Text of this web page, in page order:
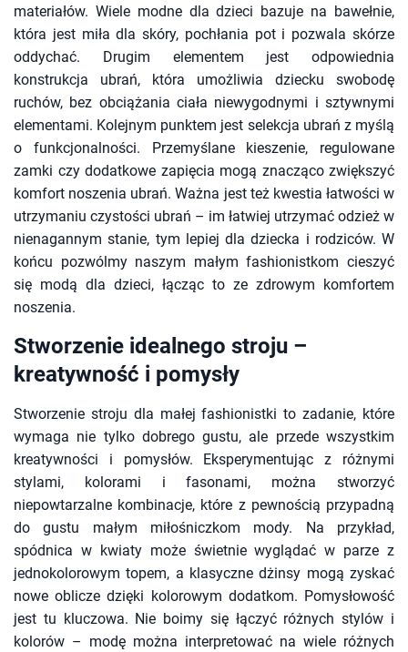
materiałów. Wiele modne dla dzieci bazuje na bawełnie,
która jest miła dla skóry, pochłania pot i pozwala skórze
oddychać. Drugim elementem jest odpowiednia
konstrukcja ubrań, która umożliwia dziecku swobodę
ruchów, bez obciążania ciała niewygodnymi i sztywnymi
elementami. Kolejnym punktem jest selekcja ubrań z myślą
o funkcjonalności. Przemyślane kieszenie, regulowane
zamki czy dodatkowe zapięcia mogą znacząco zwiększyć
komfort noszenia ubrań. Ważna jest też kwestia łatwości w
utrzymaniu czystości ubrań – im łatwiej utrzymać odzież w
nienagannym stanie, tym lepiej dla dziecka i rodziców. W
końcu pozwólmy naszym małym fashionistkom cieszyć
się modą dla dzieci, łącząc to ze zdrowym komfortem
noszenia.
Stworzenie idealnego stroju –
kreatywność i pomysły
Stworzenie stroju dla małej fashionistki to zadanie, które
wymaga nie tylko dobrego gustu, ale przede wszystkim
kreatywności i pomysłów. Eksperymentując z różnymi
stylami, kolorami i fasonami, można stworzyć
niepowtarzalne kombinacje, które z pewnością przypadną
do gustu małym miłośniczkom mody. Na przykład,
spódnica w kwiaty może świetnie wyglądać w parze z
jednokolorowym topem, a klasyczne dżinsy mogą zyskać
nowe oblicze dzięki kolorowym dodatkom. Pomysłowość
jest tu kluczowa. Nie boimy się łączyć różnych stylów i
kolorów – modę można interpretować na wiele różnych